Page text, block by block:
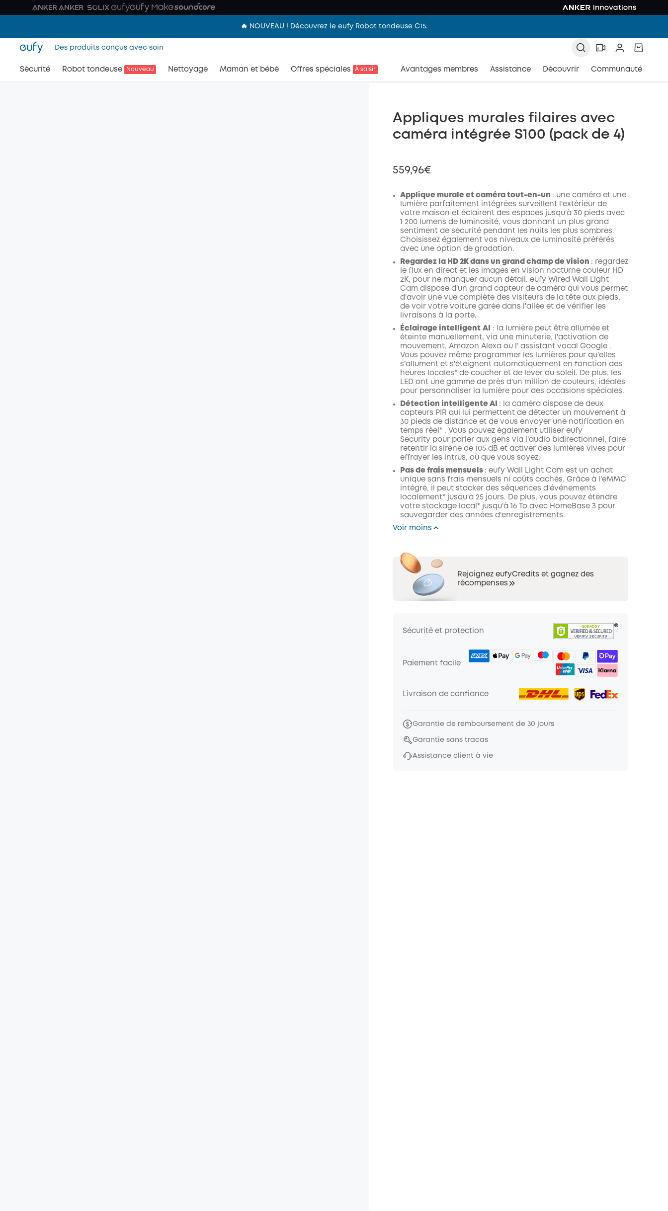
🔥 NOUVEAU ! Découvrez le eufy Robot tondeuse C15.
Des produits conçus avec soin
Sécurité Robot tondeuse Nouveau Nettoyage Maman et bébé Offres spéciales À saisir Avantages membres Assistance Découvrir Communauté
Appliques murales filaires avec
caméra intégrée S100 (pack de 4)
559,96€
Applique murale et caméra tout-en-un : une caméra et une
lumière parfaitement intégrées surveillent l'extérieur de
votre maison et éclairent des espaces jusqu'à 30 pieds avec
1 200 lumens de luminosité, vous donnant un plus grand
sentiment de sécurité pendant les nuits les plus sombres.
Choisissez également vos niveaux de luminosité préférés
avec une option de gradation.
Regardez la HD 2K dans un grand champ de vision : regardez
le flux en direct et les images en vision nocturne couleur HD
2K, pour ne manquer aucun détail. eufy Wired Wall Light
Cam dispose d'un grand capteur de caméra qui vous permet
d'avoir une vue complète des visiteurs de la tête aux pieds,
de voir votre voiture garée dans l'allée et de vérifier les
livraisons à la porte.
Éclairage intelligent AI :
la lumière peut être allumée et
éteinte manuellement, via une minuterie, l'activation de
mouvement, Amazon Alexa ou l' assistant vocal Google.
Vous pouvez même programmer les lumières pour qu’elles
s’allument et s’éteignent automatiquement en fonction des
heures locales* de coucher et de lever du soleil. De plus, les
LED ont une gamme de près d'un million de couleurs, idéales
pour personnaliser la lumière pour des occasions spéciales.
Détection intelligente AI :
la caméra dispose de deux
capteurs PIR qui lui permettent de détecter un mouvement à
30 pieds de distance et de vous envoyer une notification en
temps réel* . Vous pouvez également utiliser eufy
Security pour parler aux gens via l'audio bidirectionnel, faire
retentir la sirène de 105 dB et activer des lumières vives pour
effrayer les intrus, où que vous soyez.
Pas de frais mensuels : eufy Wall Light Cam est un achat
unique sans frais mensuels ni coûts cachés. Grâce à l'eMMC
intégré, il peut stocker des séquences d'événements
localement* jusqu'à 25 jours. De plus, vous pouvez étendre
votre stockage local* jusqu'à 16 To avec HomeBase 3 pour
sauvegarder des années d'enregistrements.
Voir moins
Rejoignez eufyCredits et gagnez des
récompenses
Sécurité et protection
Paiement facile
Livraison de confiance
Garantie de remboursement de 30 jours
Garantie sans tracas
Assistance client à vie